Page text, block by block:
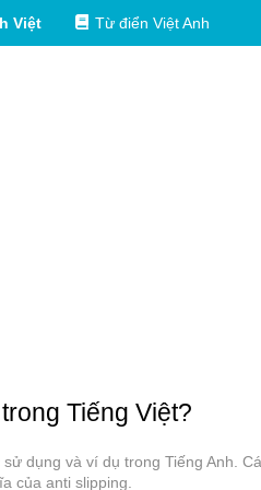
Việt Từ điển Việt Anh
Tiếng Việt?
dụng và ví dụ trong Tiếng Anh.
của anti slipping.